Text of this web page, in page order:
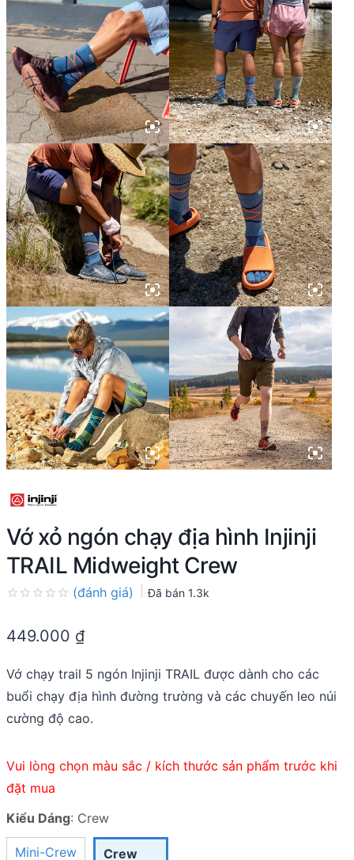
Vớ xỏ ngón chạy địa hình Injinji
TRAIL Midweight Crew
out
(đánh giá) Đã bán 1.3k
449.000 ₫
Vớ chạy trail 5 ngón Injinji TRAIL được dành cho các
buổi chạy địa hình đường trường và các chuyến leo núi
cường độ cao.
Vui lòng chọn màu sắc / kích thước sản phẩm trước khi
đặt mua
Kiểu Dáng: Crew
Mini-Crew Crew